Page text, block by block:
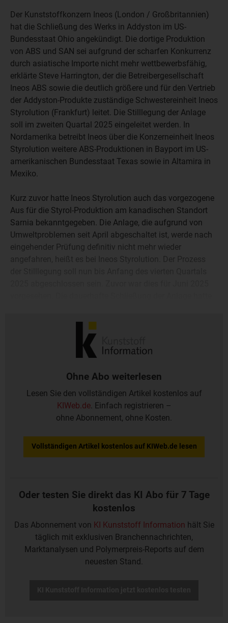
Der Kunststoffkonzern Ineos (London / Großbritannien)
hat die Schließung des Werks in Addyston im US-
Bundesstaat Ohio angekündigt. Die dortige Produktion
von ABS und SAN sei aufgrund der scharfen Konkurrenz
durch asiatische Importe nicht mehr wettbewerbsfähig,
erklärte Steve Harrington, der die Betreibergesellschaft
Ineos ABS sowie die deutlich größere und für den Vertrieb
der Addyston-Produkte zuständige Schwestereinheit Ineos
Styrolution (Frankfurt) leitet. Die Stilllegung der Anlage
soll im zweiten Quartal 2025 eingeleitet werden. In
Nordamerika betreibt Ineos über die Konzerneinheit Ineos
Styrolution weitere ABS-Produktionen in Bayport im US-
amerikanischen Bundesstaat Texas sowie in Altamira in
Mexiko.
Kurz zuvor hatte Ineos Styrolution auch das vorgezogene
Aus für die Styrol-Produktion am kanadischen Standort
Sarnia bekanntgegeben. Die Anlage, die aufgrund von
Umweltproblemen seit April abgeschaltet ist, werde nach
eingehender Prüfung definitiv nicht mehr wieder
angefahren, heißt es bei Ineos Styrolution. Der Prozess
wirtschaftlichen Auskömmlichkeit begründet.
Ohne Abo weiterlesen
Lesen Sie den vollständigen Artikel kostenlos auf
KIWeb.de. Einfach registrieren –
ohne Abonnement, ohne Kosten.
Vollständigen Artikel kostenlos auf KIWeb.de lesen
Oder testen Sie direkt das KI Abo für 7 Tage
kostenlos
Das Abonnement von KI Kunststoff Information hält Sie
täglich mit exklusiven Branchennachrichten,
Marktanalysen und Polymerpreis-Reports auf dem
neuesten Stand.